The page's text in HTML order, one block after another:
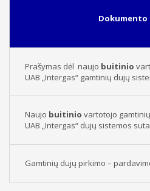
Dokumento
Prašymas dėl naujo buitinio
UAB „Intergas“ gamtinių dujų
Naujo buitinio vartotojo
UAB „Intergas“ dujų sistemos
Gamtinių dujų pirkimo –